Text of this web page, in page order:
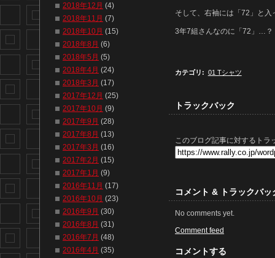
そして、右袖には「72」と
3年7組さんなのに「72」…？
カテゴリ : 01 Tシャツ
トラックバック
このブログ記事に対するトラ
コメント & トラックバッ
No comments yet.
Comment feed
コメントする
2018年12月 (4)
2018年11月 (7)
2018年10月 (15)
2018年8月 (6)
2018年5月 (5)
2018年4月 (24)
2018年3月 (17)
2017年12月 (25)
2017年10月 (9)
2017年9月 (28)
2017年8月 (13)
2017年3月 (16)
2017年2月 (15)
2017年1月 (9)
2016年11月 (17)
2016年10月 (23)
2016年9月 (30)
2016年8月 (31)
2016年7月 (48)
2016年4月 (35)